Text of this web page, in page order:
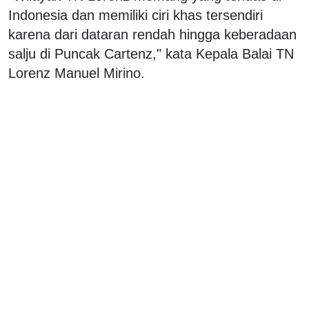
Indonesia dan memiliki ciri khas tersendiri
karena dari dataran rendah hingga keberadaan
salju di Puncak Cartenz," kata Kepala Balai TN
Lorenz Manuel Mirino.